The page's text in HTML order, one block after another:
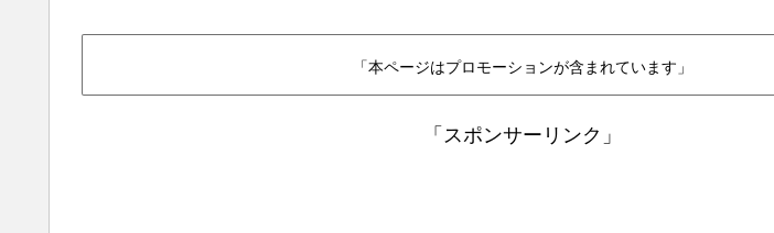
「本ページはプロモーションが含まれています」
「スポンサーリンク」